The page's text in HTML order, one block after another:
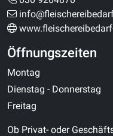
Öffnungszeiten
Montag
Dienstag - Donnerstag
Freitag
Ob Privat- oder